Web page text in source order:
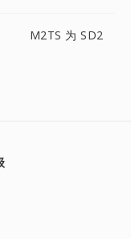
M2TS 为 SD2